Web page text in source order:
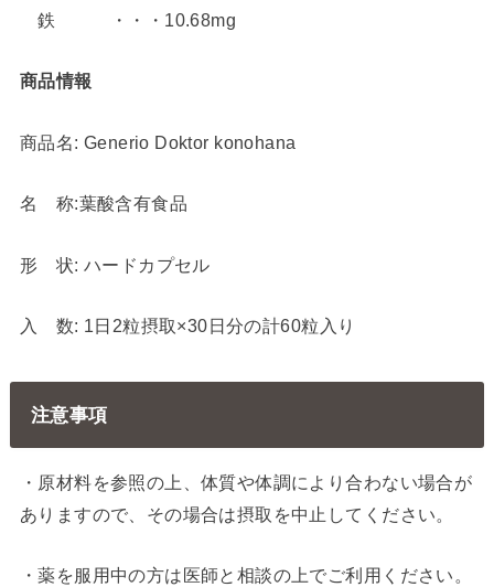
鉄 ・・・10.68mg
商品情報
商品名: Generio Doktor konohana
名 称:葉酸含有食品
形 状: ハードカプセル
入 数: 1日2粒摂取×30日分の計60粒入り
注意事項
・原材料を参照の上、体質や体調により合わない場合が
ありますので、その場合は摂取を中止してください。
・薬を服用中の方は医師と相談の上でご利用ください。